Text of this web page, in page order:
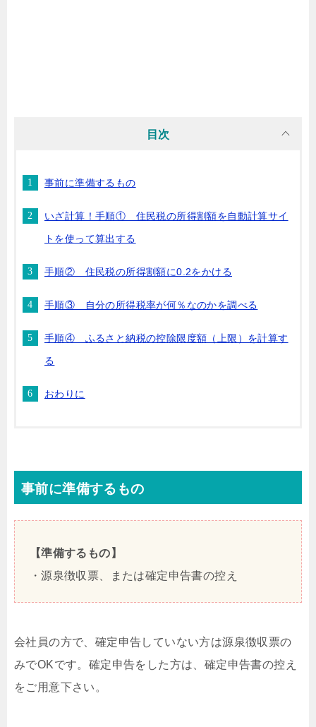
目次
事前に準備するもの
いざ計算！手順① 住民税の所得割額を自動計算サイ
トを使って算出する
手順② 住民税の所得割額に0.2をかける
手順③ 自分の所得税率が何％なのかを調べる
手順④ ふるさと納税の控除限度額（上限）を計算す
る
おわりに
事前に準備するもの
【準備するもの】
・源泉徴収票、または確定申告書の控え
会社員の方で、確定申告していない方は源泉徴収票の
みでOKです。確定申告をした方は、確定申告書の控え
をご用意下さい。